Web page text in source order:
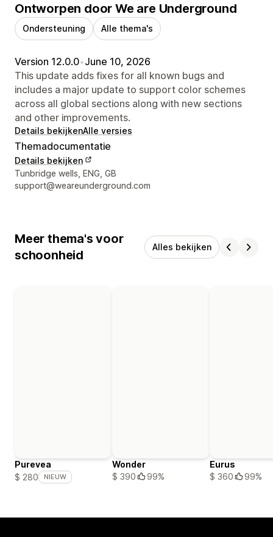
Ontworpen door We are Underground
Ondersteuning Alle thema's
Version 12.0.0•June 10, 2026
This update adds fixes for all known bugs and
includes a major update to support color schemes
across all global sections along with new sections
and other improvements.
Details bekijkenAlle versies
Themadocumentatie
Details bekijken
Contactgegevens ontwerper
Tunbridge wells, ENG, GB
support@weareunderground.com
Meer thema's voor
schoonheid
Alles bekijken
Purevea
$ 280
NIEUW
Wonder
$ 390
99%
Eurus
$ 360
99%